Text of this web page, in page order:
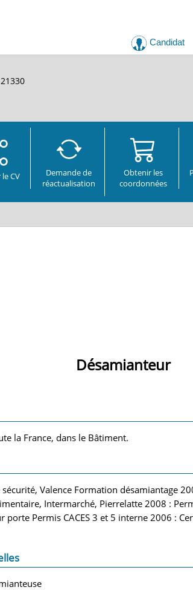
Candidat
le CV
Demande de
réactualisation
Obtenir les
coordonnées
Désamianteur
la France, dans le Bâtiment.
Valence Formation désamiantage
Intermarché, Pierrelatte 2008 :
Permis CACES 3 et 5 interne 2006 :